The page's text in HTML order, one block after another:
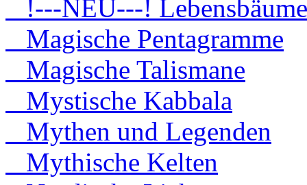
!---NEU---! Lebensbäume
Magische Pentagramme
Magische Talismane
Mystische Kabbala
Mythen und Legenden
Mythische Kelten